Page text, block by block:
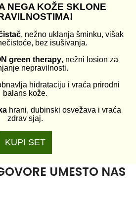
NEGA KOŽE SKLONE
, nežno uklanja šminku, višak
bez isušivanja.
green therapy, nežni losion za
nepravilnosti.
hidrataciju i vraća prirodni
balans kože.
hrani, dubinski osvežava i vraća
zdrav sjaj.
KUPI SET
UMESTO NAS